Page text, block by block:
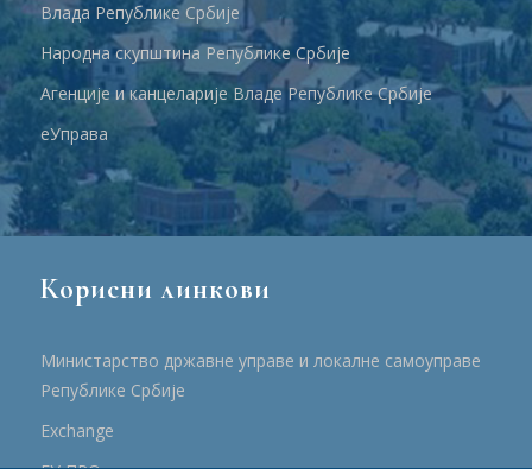
Влада Републике Србије
Народна скупштина Републике Србије
Агенције и канцеларије Владе Републике Србије
еУправа
Корисни линкови
Министарство државне управе и локалне самоуправе
Републике Србије
Еxchange